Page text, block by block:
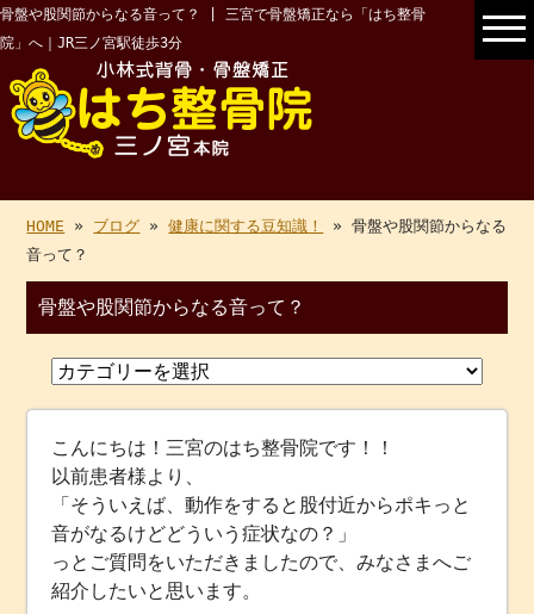
骨盤や股関節からなる音って？ | 三宮で骨盤矯正なら「はち整骨
院」へ｜JR三ノ宮駅徒歩3分
HOME » ブログ »健康に関する豆知識！
» 骨盤や股関節からなる
音って？
骨盤や股関節からなる音って？
こんにちは！三宮のはち整骨院です！！
以前患者様より、
「そういえば、動作をすると股付近からポキっと
音がなるけどどういう症状なの？」
っとご質問をいただきましたので、みなさまへご
紹介したいと思います。